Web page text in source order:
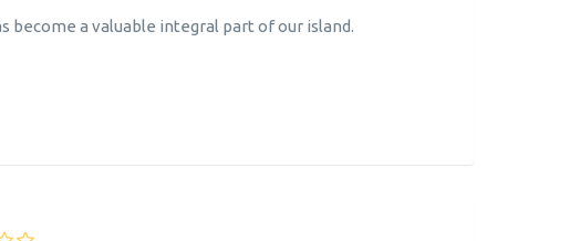
become a valuable integral part of our island.